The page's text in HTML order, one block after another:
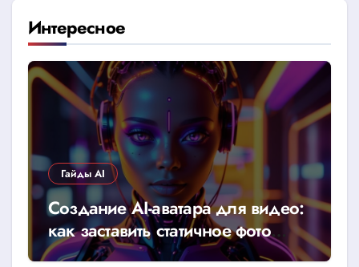
Интересное
Гайды AI
Создание AI-аватара для видео:
как заставить статичное фото
говорить